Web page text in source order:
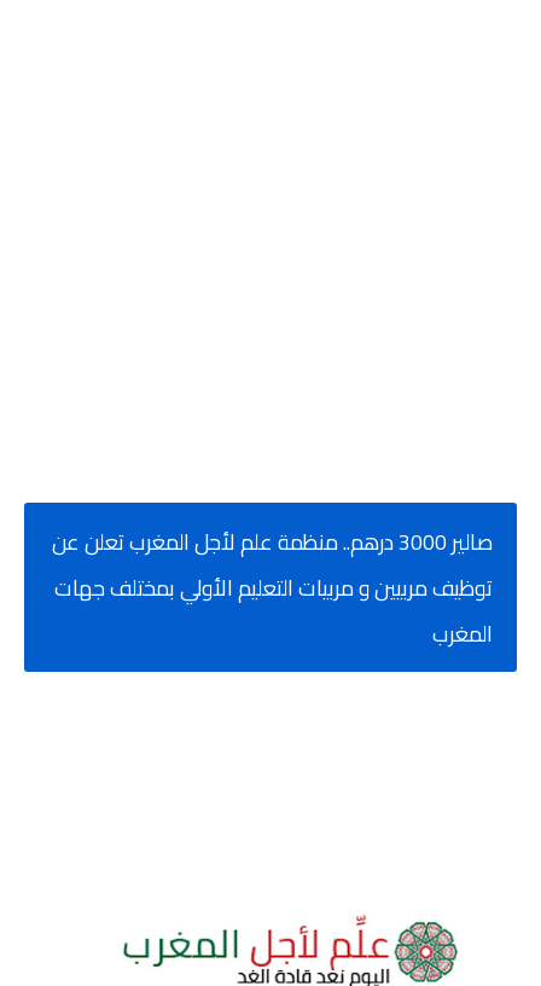
صالير 3000 درهم.. منظمة علم لأجل المغرب تعلن عن
توظيف مربيين و مربيات التعليم الأولي بمختلف جهات
المغرب